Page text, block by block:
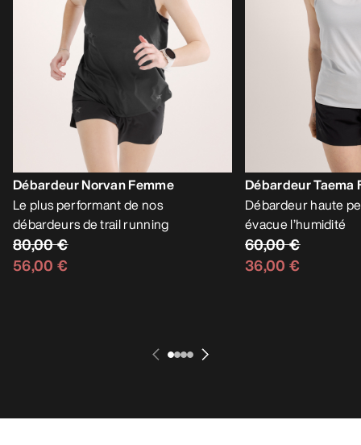
Débardeur Norvan Femme
Le plus performant de nos
débardeurs de trail running
80,00 €
56,00 €
Débardeur Taema
Débardeur haute
évacue l’humidité
60,00 €
36,00 €